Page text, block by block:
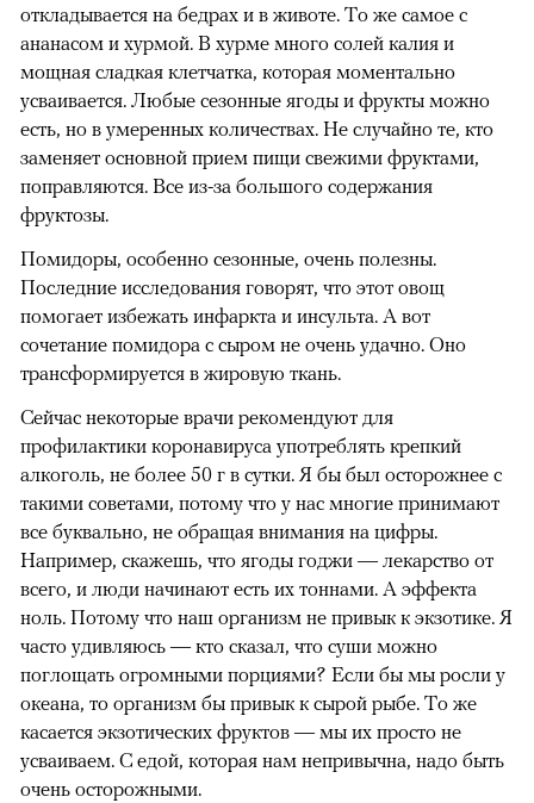
откладывается на бедрах и в животе. То же самое с
ананасом и хурмой. В хурме много солей калия и
мощная сладкая клетчатка, которая моментально
усваивается. Любые сезонные ягоды и фрукты можно
есть, но в умеренных количествах. Не случайно те, кто
заменяет основной прием пищи свежими фруктами,
поправляются. Все из-за большого содержания
фруктозы.
Помидоры, особенно сезонные, очень полезны.
Последние исследования говорят, что этот овощ
помогает избежать инфаркта и инсульта. А вот
сочетание помидора с сыром не очень удачно. Оно
трансформируется в жировую ткань.
Сейчас некоторые врачи рекомендуют для
профилактики коронавируса употреблять крепкий
алкоголь, не более 50 г в сутки. Я бы был осторожнее с
такими советами, потому что у нас многие принимают
все буквально, не обращая внимания на цифры.
Например, скажешь, что ягоды годжи — лекарство от
всего, и люди начинают есть их тоннами. А эффекта
ноль. Потому что наш организм не привык к экзотике. Я
часто удивляюсь — кто сказал, что суши можно
поглощать огромными порциями? Если бы мы росли у
океана, то организм бы привык к сырой рыбе. То же
касается экзотических фруктов — мы их просто не
усваиваем. С едой, которая нам непривычна, надо быть
очень осторожными.